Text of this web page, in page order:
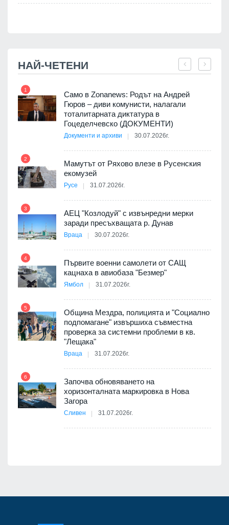
НАЙ-ЧЕТЕНИ
1
Само в Zonanews: Родът на Андрей
Гюров – диви комунисти, налагали
тоталитарната диктатура в
Гоцеделчевско (ДОКУМЕНТИ)
Документи и архиви 30.07.2026г.
2
Мамутът от Ряхово влезе в Русенския
екомузей
Русе 31.07.2026г.
3
АЕЦ "Козлодуй" с извънредни мерки
заради пресъхващата р. Дунав
Враца 30.07.2026г.
4
Първите военни самолети от САЩ
кацнаха в авиобаза "Безмер"
Ямбол 31.07.2026г.
5
Община Мездра, полицията и "Социално
подпомагане" извършиха съвместна
проверка за системни проблеми в кв.
"Лещака"
Враца 31.07.2026г.
6
Започва обновяването на
хоризонталната маркировка в Нова
Загора
Сливен 31.07.2026г.